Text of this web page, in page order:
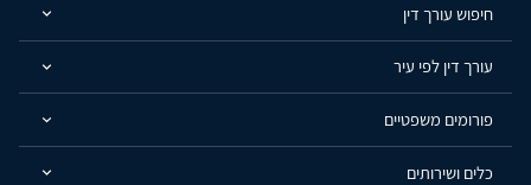
חיפוש עורך דין
עורך דין לפי עיר
פורומים משפטיים
כלים ושירותים